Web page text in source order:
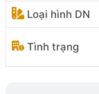
Loại hình DN
Tình trạng